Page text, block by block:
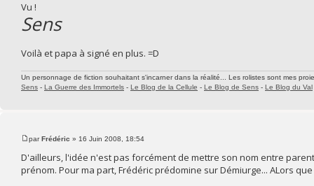
Vu !
Sens
Voilà et papa à signé en plus. =D
Un personnage de fiction souhaitant s'incarner dans la réalité... Les rolistes sont mes
Sens - La Guerre des Immortels - Le Blog de la Cellule - Le Blog de Sens - Le Blog du Val
parFrédéric » 16 Juin 2008, 18:54
D'ailleurs, l'idée n'est pas forcément de mettre son nom entre
prénom. Pour ma part, Frédéric prédomine sur Démiurge... ALors